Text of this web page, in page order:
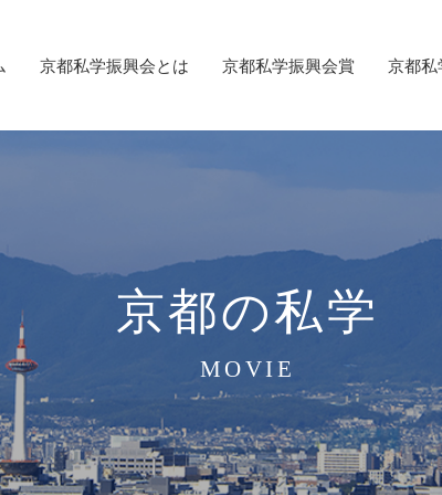
京都私学振興会とは 京都私学振興会賞 京都私
京都の私学
MOVIE